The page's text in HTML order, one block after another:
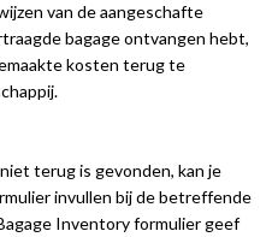
van de aangeschafte
bagage ontvangen hebt,
kosten terug te
niet terug is gevonden, kan je
invullen bij de betreffende
Inventory formulier geef